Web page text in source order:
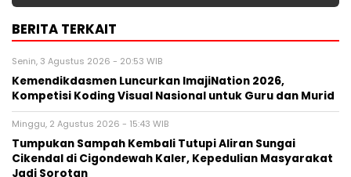
BERITA TERKAIT
Senin, 3 Agustus 2026 - 20:53 WIB
Kemendikdasmen Luncurkan ImajiNation 2026,
Kompetisi Koding Visual Nasional untuk Guru dan Murid
Minggu, 2 Agustus 2026 - 15:43 WIB
Tumpukan Sampah Kembali Tutupi Aliran Sungai
Cikendal di Cigondewah Kaler, Kepedulian Masyarakat
Jadi Sorotan